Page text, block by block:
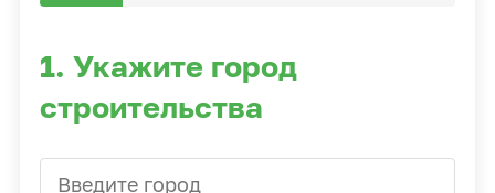
1. Укажите город
строительства